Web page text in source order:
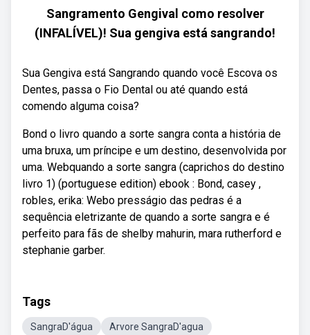
Sangramento Gengival como resolver
(INFALÍVEL)! Sua gengiva está sangrando!
Sua Gengiva está Sangrando quando você Escova os
Dentes, passa o Fio Dental ou até quando está
comendo alguma coisa?
Bond o livro quando a sorte sangra conta a história de
uma bruxa, um príncipe e um destino, desenvolvida por
uma. Webquando a sorte sangra (caprichos do destino
livro 1) (portuguese edition) ebook : Bond, casey ,
robles, erika: Webo presságio das pedras é a
sequência eletrizante de quando a sorte sangra e é
perfeito para fãs de shelby mahurin, mara rutherford e
stephanie garber.
Tags
SangraD'água Arvore SangraD'agua